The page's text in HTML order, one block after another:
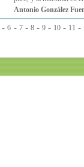
Antonio González
-6 - 7- 8- 9- 10- 11 -